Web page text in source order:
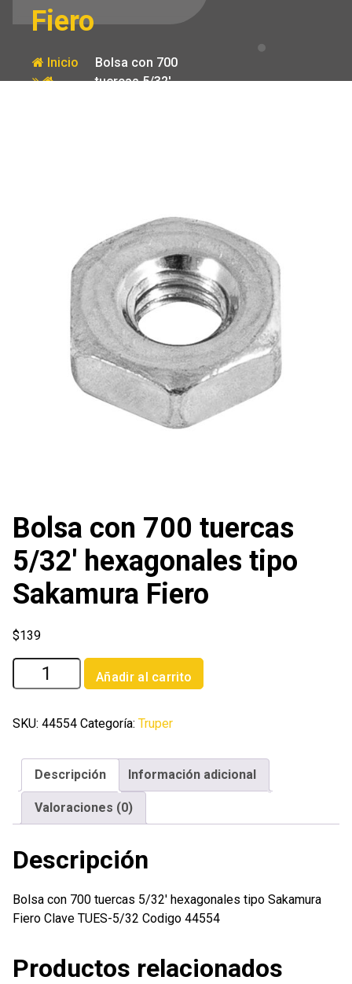
Fiero
Inicio
Bolsa con 700
tuercas 5/32′
Bolsa con 700 tuercas
5/32′ hexagonales tipo
Sakamura Fiero
$139
Bolsa
con
tuercas
hexagonales
Sakamura
Fiero
Añadir al carrito
SKU: 44554 Categoría: Truper
Descripción Información adicional
Valoraciones (0)
Descripción
Bolsa con 700 tuercas 5/32′ hexagonales tipo Sakamura
Fiero Clave TUES-5/32 Codigo 44554
Productos relacionados